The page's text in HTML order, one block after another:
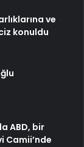
ve
konuldu
ABD, bir
Camii’nde